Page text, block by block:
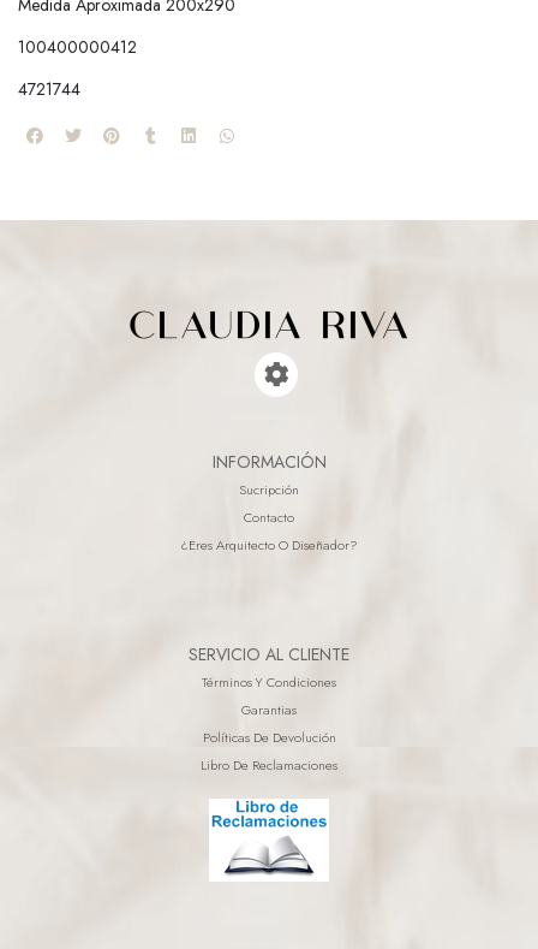
Medida Aproximada 200x290
100400000412
4721744
INFORMACIÓN
Sucripción
Contacto
¿eres Arquitecto O Diseñador?
SERVICIO AL CLIENTE
Términos Y Condiciones
Garantias
Políticas De Devolución
Libro De Reclamaciones